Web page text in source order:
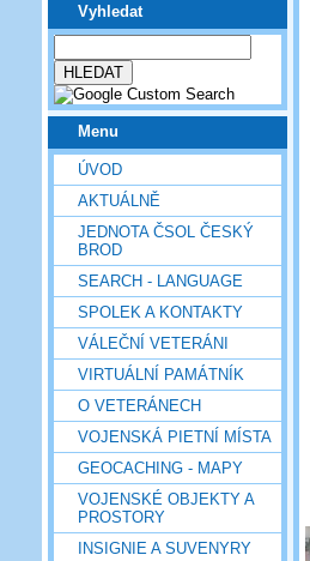
Vyhledat
Menu
ÚVOD
AKTUÁLNĚ
JEDNOTA ČSOL ČESKÝ
BROD
SEARCH - LANGUAGE
SPOLEK A KONTAKTY
VÁLEČNÍ VETERÁNI
VIRTUÁLNÍ PAMÁTNÍK
O VETERÁNECH
VOJENSKÁ PIETNÍ MÍSTA
GEOCACHING - MAPY
VOJENSKÉ OBJEKTY A
PROSTORY
INSIGNIE A SUVENYRY